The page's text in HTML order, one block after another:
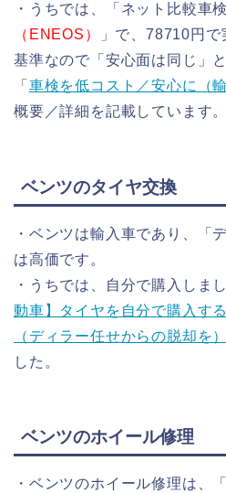
・うちでは、「ネット比較車
（ENEOS）
」で、78710円
基準なので「安心面は同じ」
「 車検を低コスト／安心に（
概要／詳細を記載しています
ベンツのタイヤ交換
・ベンツは輸入車であり、「
は高価です。
・うちでは、自分で購入しま
動車】タイヤを自分で購入す
（ディラー任せからの脱却を）
した。
ベンツのホイール修理
・ベンツのホイール修理は、